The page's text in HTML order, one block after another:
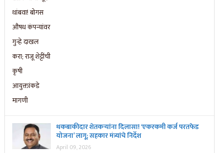
थकबाकीदार शेतकऱ्यांना दिलासा! ‘एकरकमी कर्ज परतफेड
योजना’ लागू; सहकार मंत्र्यांचे निर्देश
April 09, 2026